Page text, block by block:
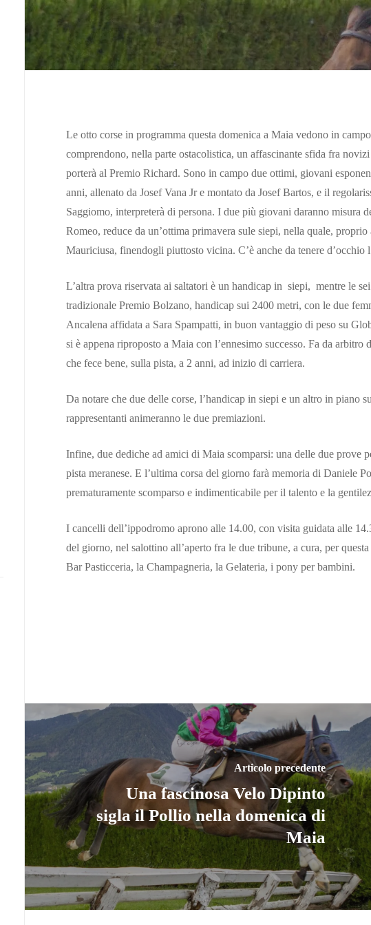
Le otto corse in programma questa domenica a Maia vedono in
comprendono, nella parte ostacolistica, un affascinante sfida fra
porterà al Premio Richard. Sono in campo due ottimi, giovani
anni, allenato da Josef Vana Jr e montato da Josef Bartos, e il
Saggiomo, interpreterà di persona. I due più giovani daranno
Romeo, reduce da un’ottima primavera sule siepi, nella quale,
Mauriciusa, finendogli piuttosto vicina. C’è anche da tenere d’occhio
L’altra prova riservata ai saltatori è un handicap in siepi, mentre le
tradizionale Premio Bolzano, handicap sui 2400 metri, con le due
Ancalena affidata a Sara Spampatti, in buon vantaggio di peso su
si è appena riproposto a Maia con l’ennesimo successo. Fa da
che fece bene, sulla pista, a 2 anni, ad inizio di carriera.
Da notare che due delle corse, l’handicap in siepi e un altro in
rappresentanti animeranno le due premiazioni.
Infine, due dediche ad amici di Maia scomparsi: una delle due
pista meranese. E l’ultima corsa del giorno farà memoria di Daniele
prematuramente scomparso e indimenticabile per il talento e la
I cancelli dell’ippodromo aprono alle 14.00, con visita guidata alle
del giorno, nel salottino all’aperto fra le due tribune, a cura, per
Bar Pasticceria, la Champagneria, la Gelateria, i pony per bambini.
Articolo precedente
Una fascinosa Velo Dipinto
sigla il Pollio nella domenica di
Maia